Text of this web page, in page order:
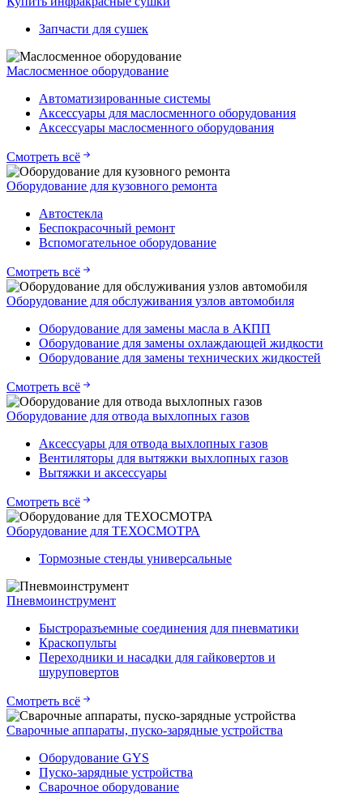
Запчасти для сушек
Маслосменное оборудование
Автоматизированные системы
Аксессуары для маслосменного оборудования
Аксессуары маслосменного оборудования
Смотреть всё
Оборудование для кузовного ремонта
Автостекла
Беспокрасочный ремонт
Вспомогательное оборудование
Смотреть всё
Оборудование для обслуживания узлов автомобиля
Оборудование для замены масла в АКПП
Оборудование для замены охлаждающей жидкости
Оборудование для замены технических жидкостей
Смотреть всё
Оборудование для отвода выхлопных газов
Аксессуары для отвода выхлопных газов
Вентиляторы для вытяжки выхлопных газов
Вытяжки и аксессуары
Смотреть всё
Оборудование для ТЕХОСМОТРА
Тормозные стенды универсальные
Пневмоинструмент
Быстроразъемные соединения для пневматики
Краскопульты
Переходники и насадки для гайковертов и
шуруповертов
Смотреть всё
Сварочные аппараты, пуско-зарядные устройства
Оборудование GYS
Пуско-зарядные устройства
Сварочное оборудование